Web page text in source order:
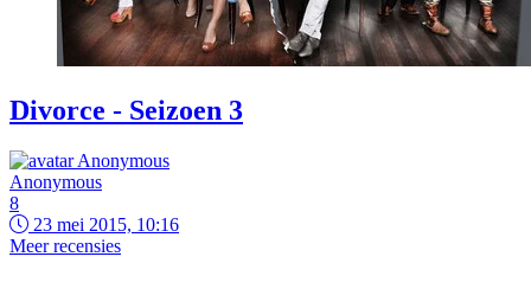
Divorce - Seizoen 3
Anonymous
8
23 mei 2015, 10:16
Meer recensies